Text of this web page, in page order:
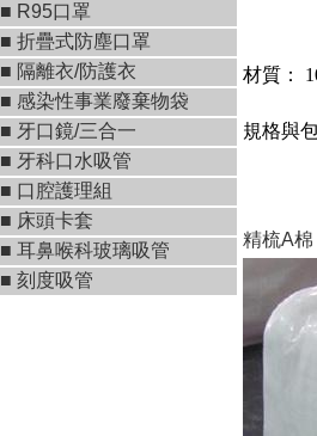
■ R95口罩
■ 折疊式防塵口罩
■ 隔離衣/防護衣
■ 感染性事業廢棄物袋
■ 牙口鏡/三合一
■ 牙科口水吸管
■ 口腔護理組
■ 床頭卡套
■ 耳鼻喉科玻璃吸管
■ 刻度吸管
材質：
規格與
精梳A棉